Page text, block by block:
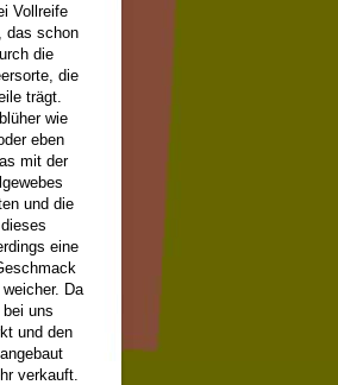
Vollreife
das schon
die
die
trägt.
wie
eben
mit der
und die
eine
Da
uns
und den
verkauft.